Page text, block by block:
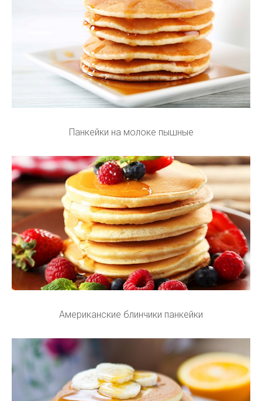
Панкейки на молоке пышные
Американские блинчики панкейки